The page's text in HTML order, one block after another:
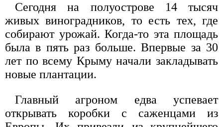
Сегодня на полуострове 14 тысяч
живых виноградников, то есть тех, где
собирают урожай. Когда-то эта площадь
была в пять раз больше. Впервые за 30
лет по всему Крыму начали закладывать
новые плантации.
Главный агроном едва успевает
открывать коробки с саженцами из